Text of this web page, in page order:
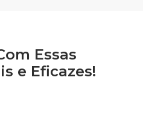
Essas
e Eficazes!